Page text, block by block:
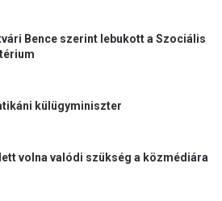
Bence szerint lebukott a Szociális
külügyminiszter
volna valódi szükség a közmédiára